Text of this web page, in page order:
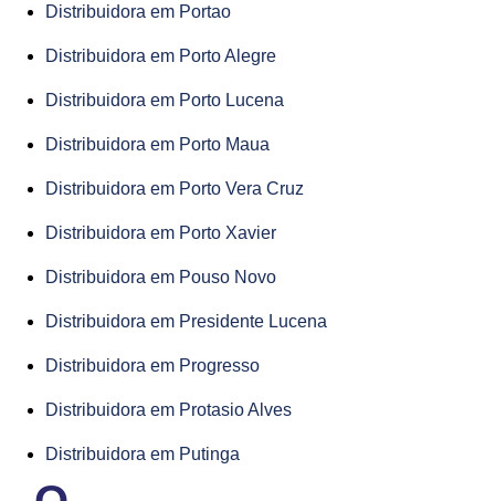
Distribuidora em Portao
Distribuidora em Porto Alegre
Distribuidora em Porto Lucena
Distribuidora em Porto Maua
Distribuidora em Porto Vera Cruz
Distribuidora em Porto Xavier
Distribuidora em Pouso Novo
Distribuidora em Presidente Lucena
Distribuidora em Progresso
Distribuidora em Protasio Alves
Distribuidora em Putinga